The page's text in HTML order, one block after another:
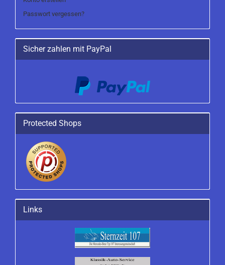
Passwort vergessen?
Sicher zahlen mit PayPal
Protected Shops
Links